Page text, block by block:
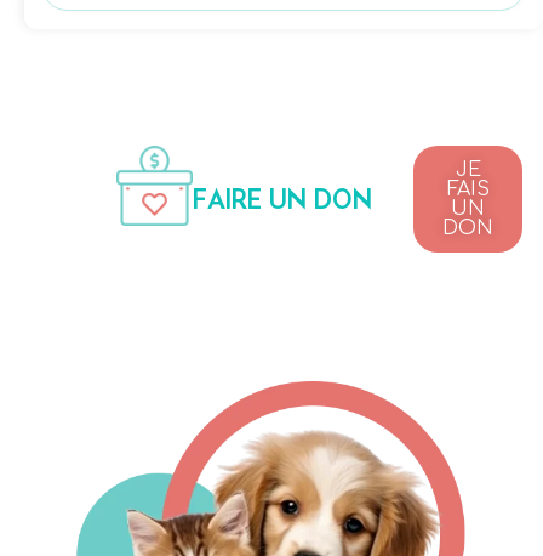
FAIRE UN DON
JE
FAIS
UN
DON